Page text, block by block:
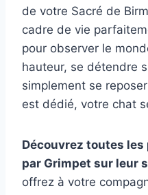
de votre Sacré de
cadre de vie
pour observer le
hauteur, se détendre
simplement se
est dédié, votre chat
Découvrez toutes
par Grimpet sur leur
offrez à votre